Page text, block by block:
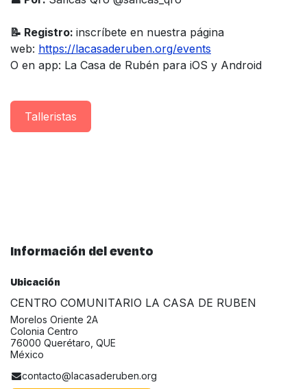
📝 Registro: inscríbete en nuestra página
web: https://lacasaderuben.org/events
O en app: La Casa de Rubén para iOS y Android
Taller​istas
Información del evento
Ubicación
CENTRO COMUNITARIO LA CASA DE RUBEN
Morelos Oriente 2A
Colonia Centro
76000 Querétaro, QUE
México
contacto@lacasaderuben.org